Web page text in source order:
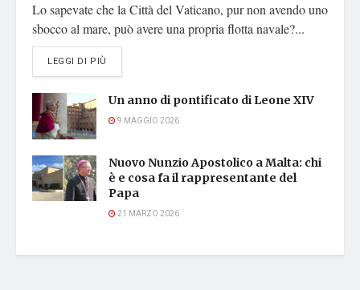
Lo sapevate che la Città del Vaticano, pur non avendo uno
sbocco al mare, può avere una propria flotta navale?...
LEGGI DI PIÙ
Un anno di pontificato di Leone XIV
9 MAGGIO 2026
Nuovo Nunzio Apostolico a Malta: chi
è e cosa fa il rappresentante del
Papa
21 MARZO 2026